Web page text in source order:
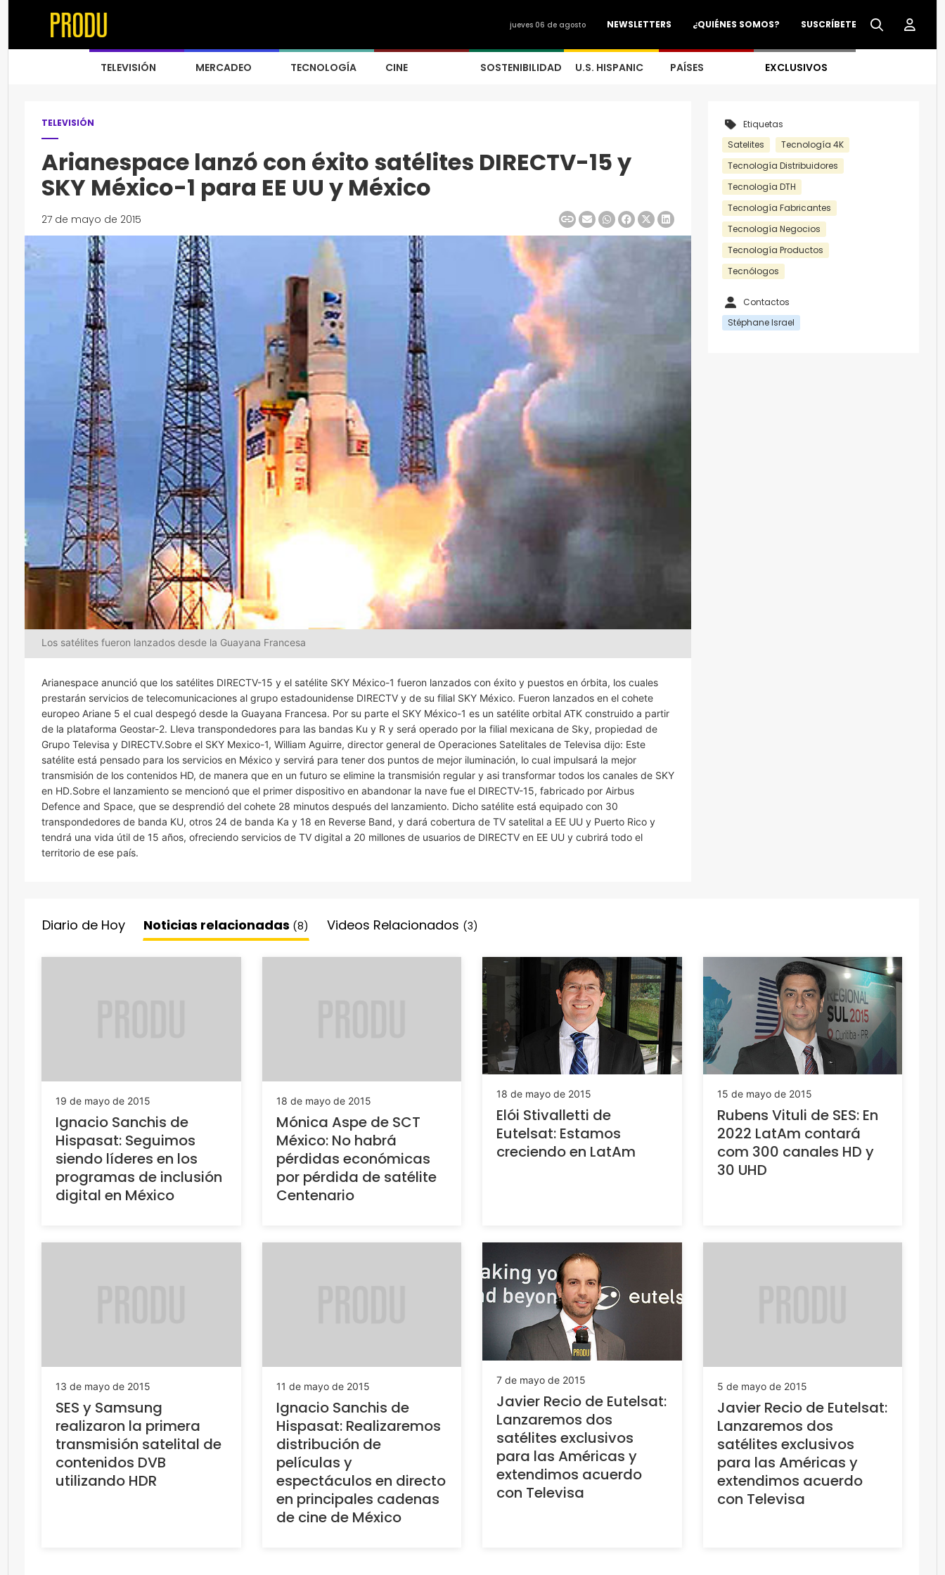
SUSCRÍBETE
¿QUIÉNES SOMOS?
NEWSLETTERS
jueves 06 de agosto
TELEVISIÓN MERCADEO TECNOLOGÍA CINE SOSTENIBILIDAD U.S. HISPANIC PAÍSES EXCLUSIVOS
TELEVISIÓN
Arianespace lanzó con éxito satélites DIRECTV-15 y
SKY México-1 para EE UU y México
27 de mayo de 2015
Los satélites fueron lanzados desde la Guayana Francesa
Arianespace anunció que los satélites DIRECTV-15 y el satélite SKY México-1 fueron lanzados con éxito y puestos en órbita, los cuales
prestarán servicios de telecomunicaciones al grupo estadounidense DIRECTV y de su filial SKY México. Fueron lanzados en el cohete
europeo Ariane 5 el cual despegó desde la Guayana Francesa. Por su parte el SKY México-1 es un satélite orbital ATK construido a partir
de la plataforma Geostar-2. Lleva transpondedores para las bandas Ku y R y será operado por la filial mexicana de Sky, propiedad de
Grupo Televisa y DIRECTV.Sobre el SKY Mexico-1, William Aguirre, director general de Operaciones Satelitales de Televisa dijo: Este
satélite está pensado para los servicios en México y servirá para tener dos puntos de mejor iluminación, lo cual impulsará la mejor
transmisión de los contenidos HD, de manera que en un futuro se elimine la transmisión regular y asi transformar todos los canales de SKY
en HD.Sobre el lanzamiento se mencionó que el primer dispositivo en abandonar la nave fue el DIRECTV-15, fabricado por Airbus
Defence and Space, que se desprendió del cohete 28 minutos después del lanzamiento. Dicho satélite está equipado con 30
transpondedores de banda KU, otros 24 de banda Ka y 18 en Reverse Band, y dará cobertura de TV satelital a EE UU y Puerto Rico y
tendrá una vida útil de 15 años, ofreciendo servicios de TV digital a 20 millones de usuarios de DIRECTV en EE UU y cubrirá todo el
territorio de ese país.
Etiquetas
Satelites
Tecnología 4K
Tecnología Distribuidores
Tecnología DTH
Tecnología Fabricantes
Tecnología Negocios
Tecnología Productos
Tecnólogos
Contactos
Stéphane Israel
Diario de Hoy Noticias relacionadas (8) Videos Relacionados (3)
19 de mayo de 2015
Ignacio Sanchis de
Hispasat: Seguimos
siendo líderes en los
programas de inclusión
digital en México
18 de mayo de 2015
Mónica Aspe de SCT
México: No habrá
pérdidas económicas
por pérdida de satélite
Centenario
18 de mayo de 2015
Elói Stivalletti de
Eutelsat: Estamos
creciendo en LatAm
15 de mayo de 2015
Rubens Vituli de SES: En
2022 LatAm contará
com 300 canales HD y
30 UHD
13 de mayo de 2015
SES y Samsung
realizaron la primera
transmisión satelital de
contenidos DVB
utilizando HDR
11 de mayo de 2015
Ignacio Sanchis de
Hispasat: Realizaremos
distribución de
películas y
espectáculos en directo
en principales cadenas
de cine de México
7 de mayo de 2015
Javier Recio de Eutelsat:
Lanzaremos dos
satélites exclusivos
para las Américas y
extendimos acuerdo
con Televisa
5 de mayo de 2015
Javier Recio de Eutelsat:
Lanzaremos dos
satélites exclusivos
para las Américas y
extendimos acuerdo
con Televisa